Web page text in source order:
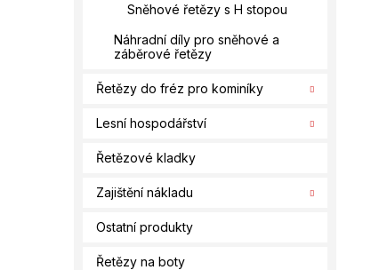
Sněhové řetězy s H stopou
Náhradní díly pro sněhové a
záběrové řetězy
Řetězy do fréz pro kominíky
Lesní hospodářství
Řetězové kladky
Zajištění nákladu
Ostatní produkty
Řetězy na boty